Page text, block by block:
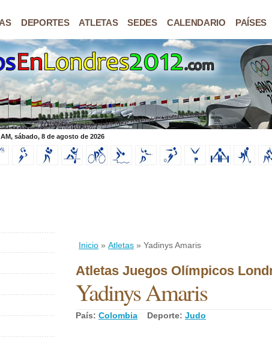
DEPORTES ATLETAS SEDES CALENDARIO PAÍSES
sábado, 8 de agosto de 2026
Inicio » Atletas » Yadinys Amaris
Atletas Juegos Olímpicos
Yadinys Amaris
País: Colombia Deporte: Judo